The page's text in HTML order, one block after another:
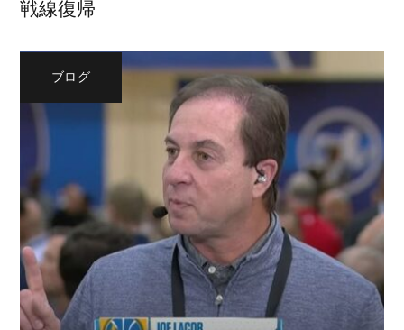
戦線復帰
ブログ